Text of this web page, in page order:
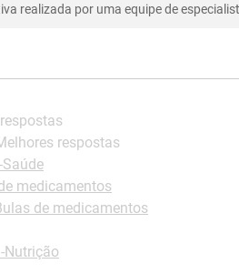
realizada por uma equipe de
respostas
medicamentos
de medicamentos
Nutrição